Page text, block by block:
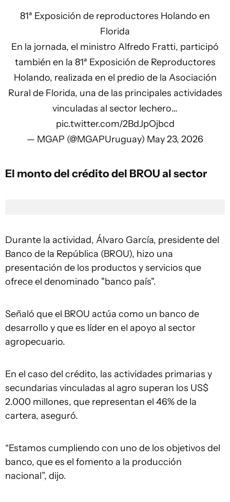
81ª Exposición de reproductores Holando en
Florida
En la jornada, el ministro Alfredo Fratti, participó
también en la 81ª Exposición de Reproductores
Holando, realizada en el predio de la Asociación
Rural de Florida, una de las principales actividades
vinculadas al sector lechero…
pic.twitter.com/2BdJpOjbcd
— MGAP (@MGAPUruguay) May 23, 2026
El monto del crédito del BROU al sector
Durante la actividad, Álvaro García, presidente del
Banco de la República (BROU), hizo una
presentación de los productos y servicios que
ofrece el denominado "banco país".
Señaló que el BROU actúa como un banco de
desarrollo y que es líder en el apoyo al sector
agropecuario.
En el caso del crédito, las actividades primarias y
secundarias vinculadas al agro superan los US$
2.000 millones, que representan el 46% de la
cartera, aseguró.
“Estamos cumpliendo con uno de los objetivos del
banco, que es el fomento a la producción
nacional”, dijo.